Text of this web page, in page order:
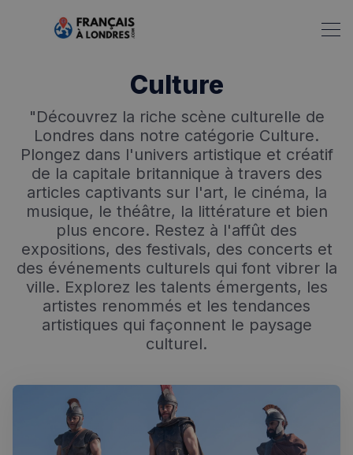
Culture
"Découvrez la riche scène culturelle de
Londres dans notre catégorie Culture.
Plongez dans l'univers artistique et créatif
de la capitale britannique à travers des
articles captivants sur l'art, le cinéma, la
musique, le théâtre, la littérature et bien
plus encore. Restez à l'affût des
expositions, des festivals, des concerts et
des événements culturels qui font vibrer la
ville. Explorez les talents émergents, les
artistes renommés et les tendances
artistiques qui façonnent le paysage
culturel.